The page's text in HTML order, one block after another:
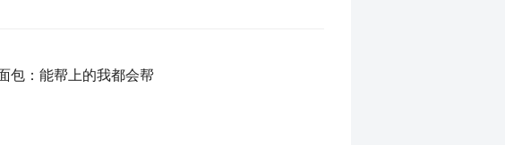
包：能帮上的我都会帮